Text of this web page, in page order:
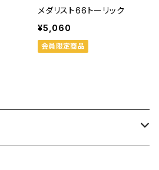
メダリスト66トーリック
¥5,060
会員限定商品